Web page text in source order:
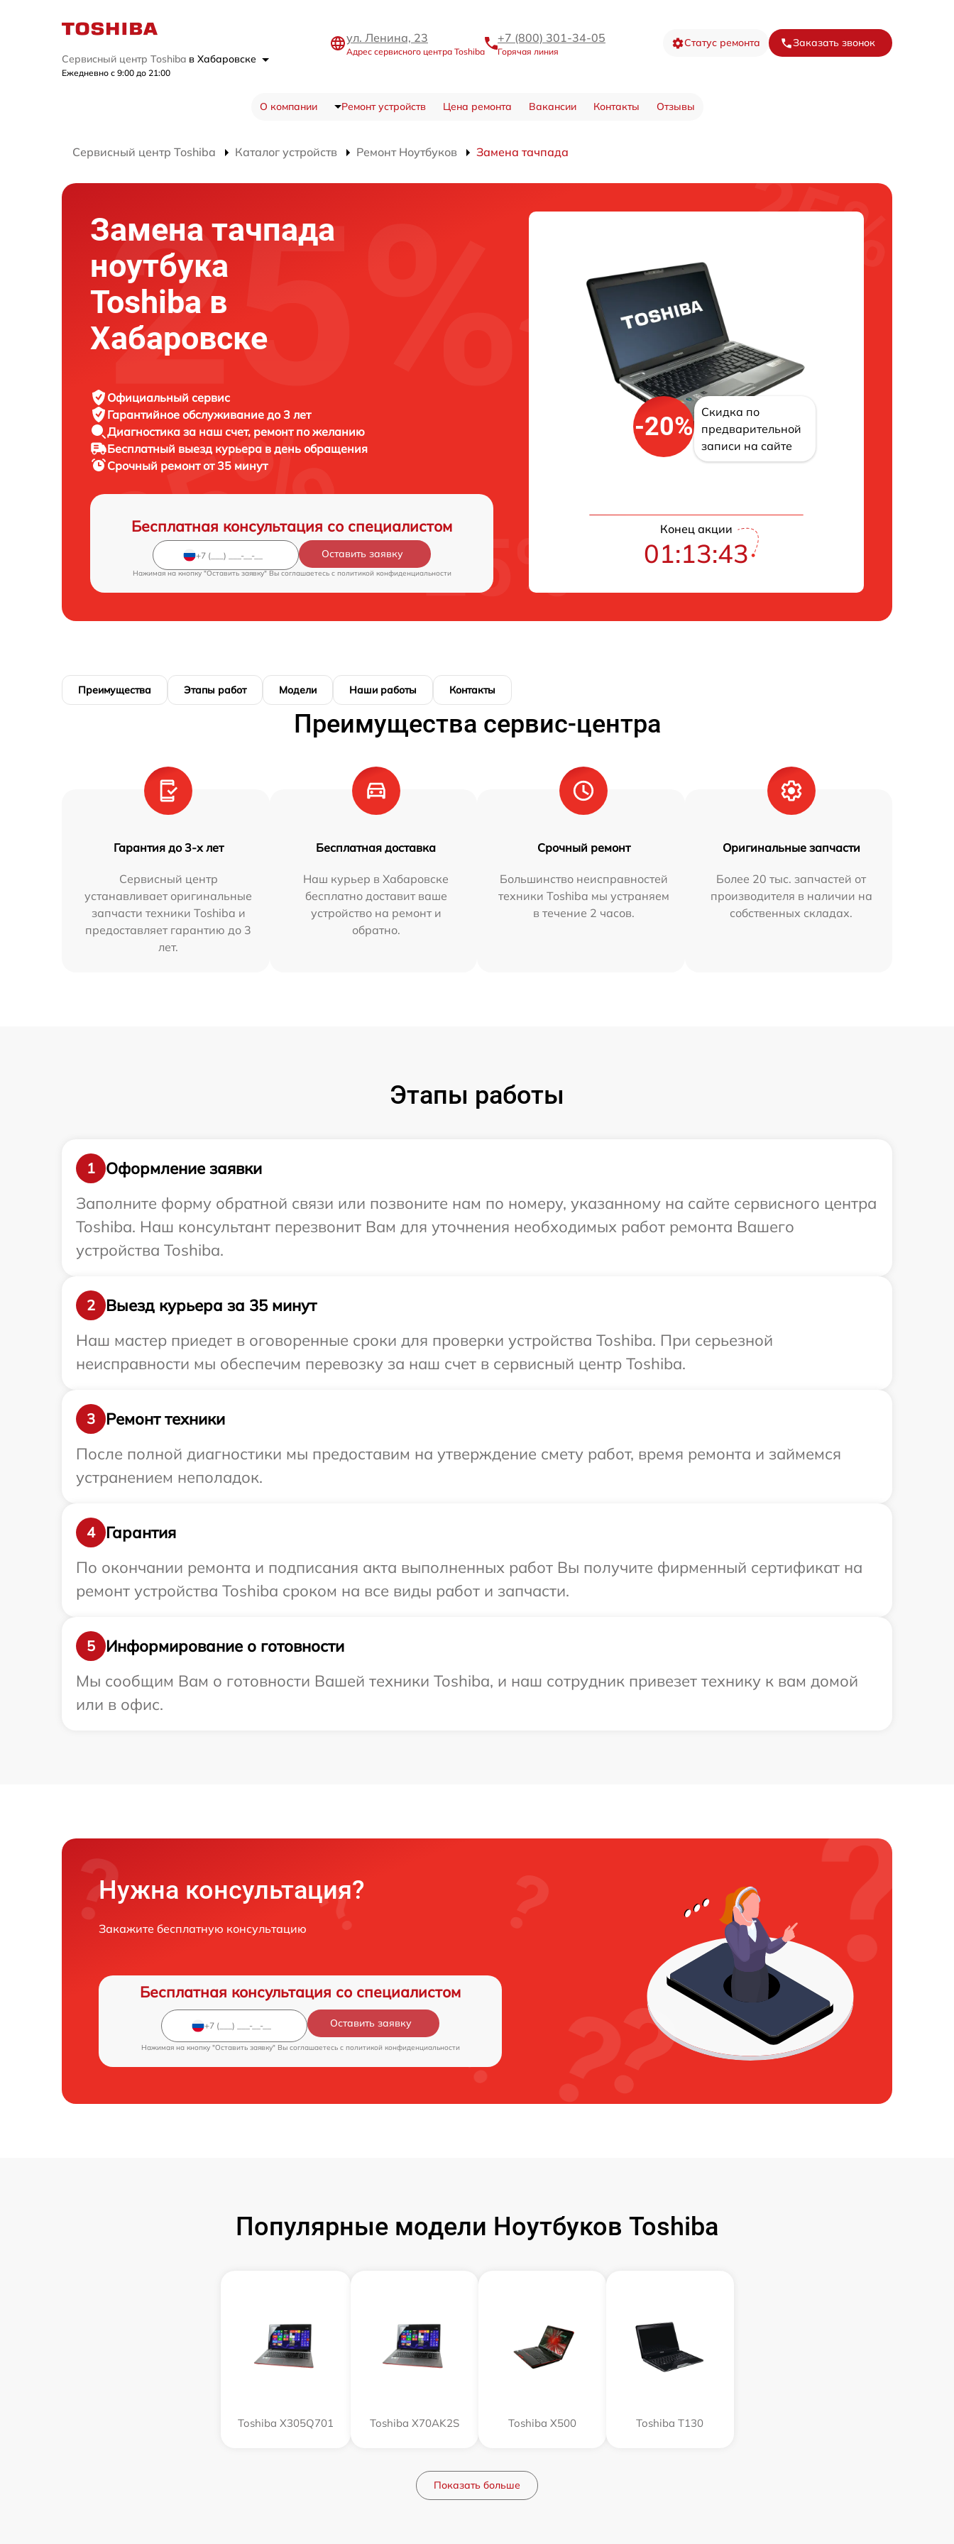
Сервисный центр Toshiba в Хабаровске
Ежедневно с 9:00 до 21:00
ул. Ленина, 23
Адрес сервисного центра Toshiba
+7 (800) 301-34-05
Горячая линия
Статус ремонта Заказать звонок
О компании Ремонт устройств Цена ремонта Вакансии Контакты Отзывы
Сервисный центр Toshiba Каталог устройств Ремонт Ноутбуков Замена тачпада
Замена тачпада
ноутбука
Toshiba в
Хабаровске
Официальный сервис
Гарантийное обслуживание до 3 лет
Диагностика за наш счет, ремонт по желанию
Бесплатный выезд курьера в день обращения
Срочный ремонтот 35 минут
Бесплатная консультация со специалистом
Оставить заявку
Нажимая на кнопку "Оставить заявку" Вы соглашаетесь c политикой конфиденциальности
-20%
Скидка по
предварительной
записи на сайте
Конец акции
01:13:42
Преимущества Этапы работ Модели Наши работы Контакты
Преимущества сервис-центра
Гарантия до 3-х лет
Сервисный центр
устанавливает оригинальные
запчасти техники Toshiba и
предоставляет гарантию до 3
лет.
Бесплатная доставка
Наш курьер в Хабаровске
бесплатно доставит ваше
устройство на ремонт и
обратно.
Срочный ремонт
Большинство неисправностей
техники Toshiba мы устраняем
в течение 2 часов.
Оригинальные запчасти
Более 20 тыс. запчастей от
производителя в наличии на
собственных складах.
Этапы работы
1
Оформление заявки
Заполните форму обратной связи или позвоните нам по номеру, указанному на сайте сервисного центра
Toshiba. Наш консультант перезвонит Вам для уточнения необходимых работ ремонта Вашего
устройства Toshiba.
2
Выезд курьера за 35 минут
Наш мастер приедет в оговоренные сроки для проверки устройства Toshiba. При серьезной
неисправности мы обеспечим перевозку за наш счет в сервисный центр Toshiba.
3
Ремонт техники
После полной диагностики мы предоставим на утверждение смету работ, время ремонта и займемся
устранением неполадок.
4
Гарантия
По окончании ремонта и подписания акта выполненных работ Вы получите фирменный сертификат на
ремонт устройства Toshiba сроком на все виды работ и запчасти.
5
Информирование о готовности
Мы сообщим Вам о готовности Вашей техники Toshiba, и наш сотрудник привезет технику к вам домой
или в офис.
Нужна консультация?
Закажите бесплатную консультацию
Бесплатная консультация со специалистом
Оставить заявку
Нажимая на кнопку "Оставить заявку" Вы соглашаетесь c политикой конфиденциальности
Популярные модели Ноутбуков Toshiba
Toshiba X305Q701 Toshiba X70AK2S Toshiba X500 Toshiba T130
Показать больше